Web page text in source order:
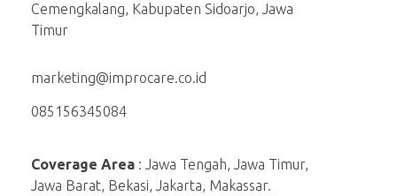
Cemengkalang, Kabupaten Sidoarjo, Jawa
Timur
marketing@improcare.co.id
085156345084
Coverage Area : Jawa Tengah, Jawa Timur,
Jawa Barat, Bekasi, Jakarta, Makassar.